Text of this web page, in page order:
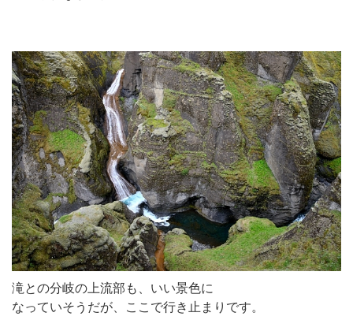
滝との分岐の上流部も、いい景色に
なっていそうだが、ここで行き止まりです。